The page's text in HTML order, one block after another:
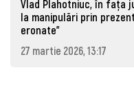
Vlad Plahotniuc, în fața
la manipulări prin
eronate"
27 martie 2026, 13:17